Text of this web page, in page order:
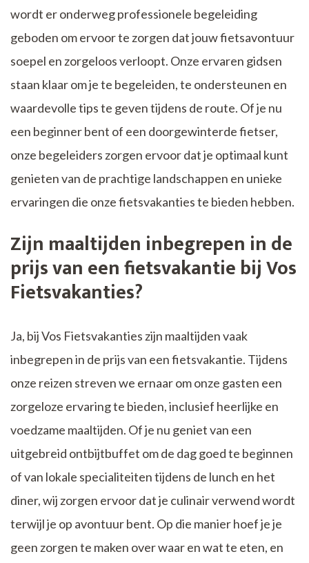
wordt er onderweg professionele begeleiding
geboden om ervoor te zorgen dat jouw fietsavontuur
soepel en zorgeloos verloopt. Onze ervaren gidsen
staan klaar om je te begeleiden, te ondersteunen en
waardevolle tips te geven tijdens de route. Of je nu
een beginner bent of een doorgewinterde fietser,
onze begeleiders zorgen ervoor dat je optimaal kunt
genieten van de prachtige landschappen en unieke
ervaringen die onze fietsvakanties te bieden hebben.
Zijn maaltijden inbegrepen in de
prijs van een fietsvakantie bij Vos
Fietsvakanties?
Ja, bij Vos Fietsvakanties zijn maaltijden vaak
inbegrepen in de prijs van een fietsvakantie. Tijdens
onze reizen streven we ernaar om onze gasten een
zorgeloze ervaring te bieden, inclusief heerlijke en
voedzame maaltijden. Of je nu geniet van een
uitgebreid ontbijtbuffet om de dag goed te beginnen
of van lokale specialiteiten tijdens de lunch en het
diner, wij zorgen ervoor dat je culinair verwend wordt
terwijl je op avontuur bent. Op die manier hoef je je
geen zorgen te maken over waar en wat te eten, en